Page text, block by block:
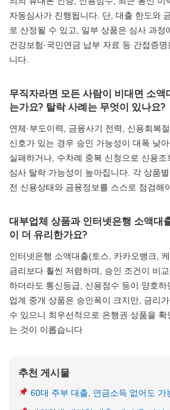
자동심사가 진행됩니다. 단, 대출 한도와
로 산정될 수 있고, 일부 상품은 심사 과정
건강보험·국민연금 납부 자료 등 간접증
니다.
무직자라면 모든 사람이 비대면 소액
는가요? 탈락 사례는 무엇이 있나요?
연체·부도이력, 금융사기 전력, 신용회복
신호가 있는 경우 승인 가능성이 대폭 낮
실패하거나, 수차례 중복 신청으로 신용조
심사 탈락 가능성이 높아집니다. 각 상품
전 신용상태와 금융정보를 스스로 점검해
대부업체 상품과 인터넷은행 소액대
이 더 유리한가요?
인터넷은행 소액대출(토스, 카카오뱅크,
금리보다 훨씬 저렴하며, 승인 조건이 비
하더라도 통신등급, 신용점수 등이 양호
업계 중개 상품은 승인폭이 크지만, 금리
수 있으니 최우선적으로 은행권 상품을
는 것이 이롭습니다
추천 게시물
60대 주부 대출, 연금소득 없어도 가